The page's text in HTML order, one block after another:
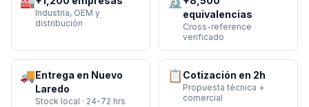
Industria, OEM y
distribución
equivalencias
Cross-reference
verificado
🚚Entrega en Nuevo
Laredo
Stock local · 24-72 hrs
📋 Cotización en 2h
Propuesta técnica +
comercial